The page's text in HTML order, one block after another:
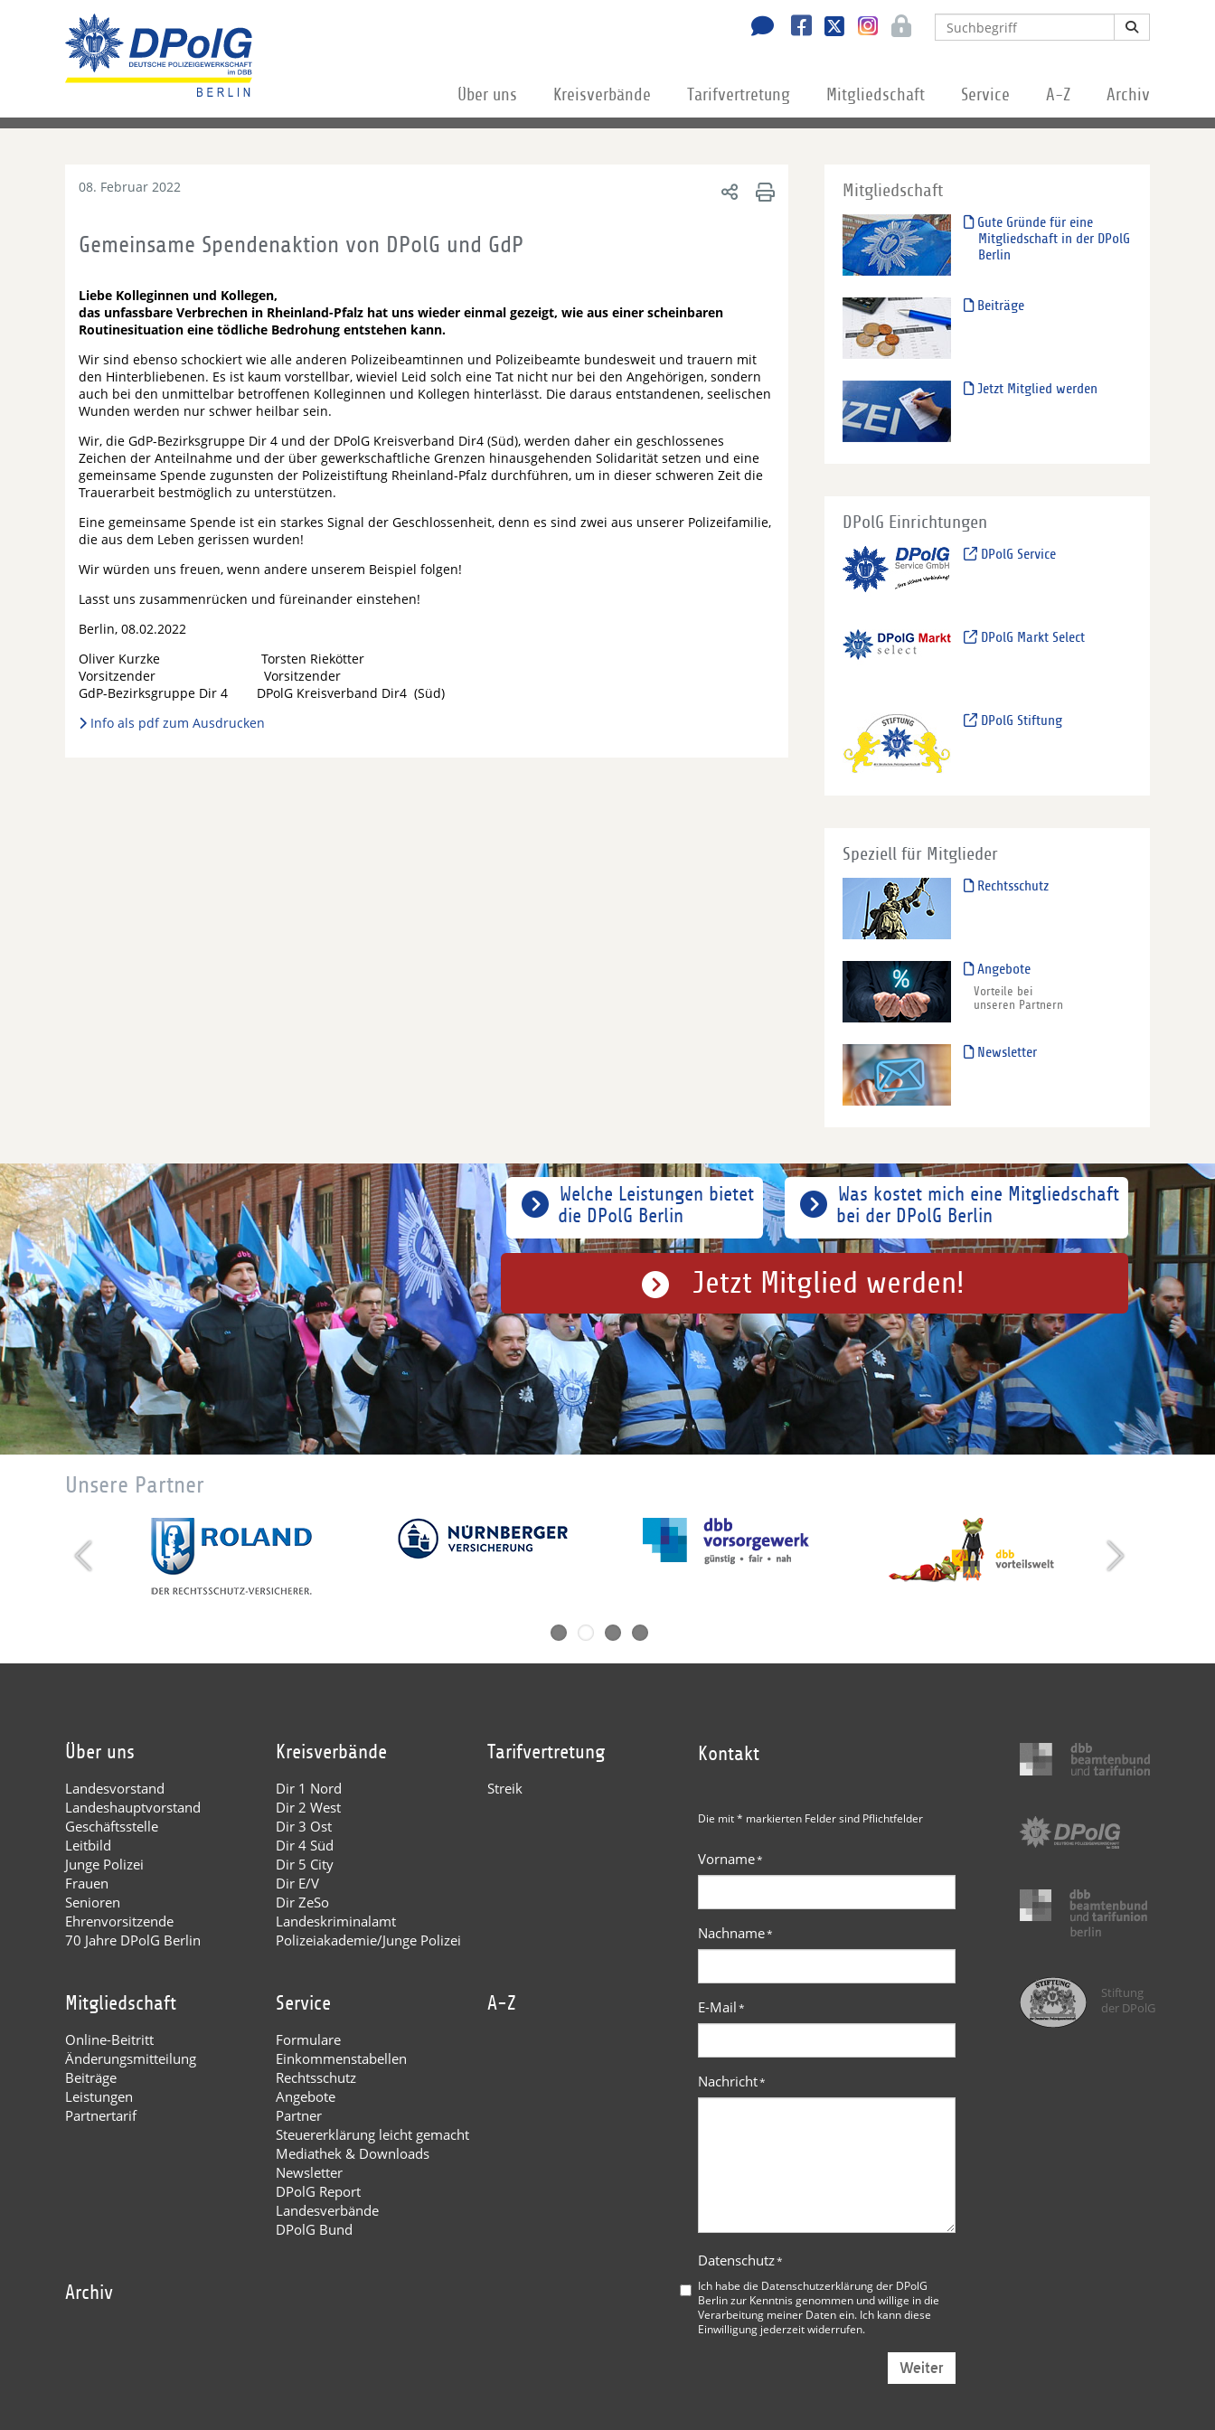
Über uns Kreisverbände Tarifvertretung Mitgliedschaft Service A-Z Archiv
08. Februar 2022
Gemeinsame Spendenaktion von DPolG und GdP
Liebe Kolleginnen und Kollegen,
das unfassbare Verbrechen in Rheinland-Pfalz hat uns wieder einmal gezeigt, wie aus einer scheinbaren
Routinesituation eine tödliche Bedrohung entstehen kann.
Wir sind ebenso schockiert wie alle anderen Polizeibeamtinnen und Polizeibeamte bundesweit und trauern mit
den Hinterbliebenen. Es ist kaum vorstellbar, wieviel Leid solch eine Tat nicht nur bei den Angehörigen, sondern
auch bei den unmittelbar betroffenen Kolleginnen und Kollegen hinterlässt. Die daraus entstandenen, seelischen
Wunden werden nur schwer heilbar sein.
Wir, die GdP-Bezirksgruppe Dir 4 und der DPolG Kreisverband Dir4 (Süd), werden daher ein geschlossenes
Zeichen der Anteilnahme und der über gewerkschaftliche Grenzen hinausgehenden Solidarität setzen und eine
gemeinsame Spende zugunsten der Polizeistiftung Rheinland-Pfalz durchführen, um in dieser schweren Zeit die
Trauerarbeit bestmöglich zu unterstützen.
Eine gemeinsame Spende ist ein starkes Signal der Geschlossenheit, denn es sind zwei aus unserer Polizeifamilie,
die aus dem Leben gerissen wurden!
Wir würden uns freuen, wenn andere unserem Beispiel folgen!
Lasst uns zusammenrücken und füreinander einstehen!
Berlin, 08.02.2022
Oliver Kurzke Torsten Riekötter
Vorsitzender Vorsitzender
GdP-Bezirksgruppe Dir 4 DPolG Kreisverband Dir4 (Süd)
Info als pdf zum Ausdrucken
Mitgliedschaft
Gute Gründe für eine
Mitgliedschaft in der DPolG
Berlin
Beiträge
Jetzt Mitglied werden
DPolG Einrichtungen
DPolG Service
DPolG Markt Select
DPolG Stiftung
Speziell für Mitglieder
Rechtsschutz
Angebote
Vorteile bei
unseren Partnern
Newsletter
Was kostet mich eine Mitgliedschaft
bei der DPolG Berlin
Welche Leistungen bietet
die DPolG Berlin
Jetzt Mitglied werden!
Unsere Partner
Über uns
Landesvorstand
Landeshauptvorstand
Geschäftsstelle
Leitbild
Junge Polizei
Frauen
Senioren
Ehrenvorsitzende
70 Jahre DPolG Berlin
Kreisverbände
Dir 1 Nord
Dir 2 West
Dir 3 Ost
Dir 4 Süd
Dir 5 City
Dir E/V
Dir ZeSo
Landeskriminalamt
Polizeiakademie/Junge Polizei
Tarifvertretung
Streik
Mitgliedschaft
Online-Beitritt
Änderungsmitteilung
Beiträge
Leistungen
Partnertarif
Service
Formulare
Einkommenstabellen
Rechtsschutz
Angebote
Partner
Steuererklärung leicht gemacht
Mediathek & Downloads
Newsletter
DPolG Report
Landesverbände
DPolG Bund
A-Z
Archiv
Kontakt
Die mit * markierten Felder sind Pflichtfelder
Vorname*
Nachname*
E-Mail*
Nachricht*
Datenschutz*
Ich habe die Datenschutzerklärung der DPolG
Berlinzur Kenntnis genommen und willige in die
Verarbeitung meiner Daten ein. Ich kann diese
Einwilligung jederzeit widerrufen.
Weiter
Stiftung
der DPolG